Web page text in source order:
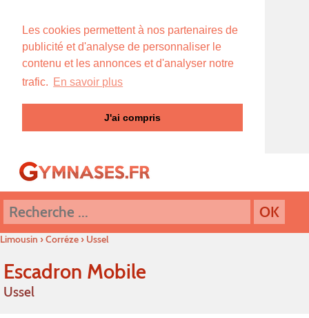
Les cookies permettent à nos partenaires de
publicité et d'analyse de personnaliser le
contenu et les annonces et d'analyser notre
trafic. En savoir plus
J'ai compris
Limousin ›Corréze› Ussel
Escadron Mobile
Ussel